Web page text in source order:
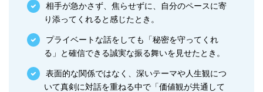
相手が急かさず、焦らせずに、自分のペースに寄
り添ってくれると感じたとき。
プライベートな話をしても「秘密を守ってくれ
る」と確信できる誠実な振る舞いを見せたとき。
表面的な関係ではなく、深いテーマや人生観につ
いて真剣に対話を重ねる中で「価値観が共通して